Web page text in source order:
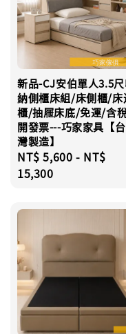
新品-CJ安伯單人3.5
納側櫃床組/床側櫃/床
櫃/抽屜床底/免運/含
開發票---巧家家具【台
灣製造】
Regular
price
NT$ 5,600 - NT$
15,300